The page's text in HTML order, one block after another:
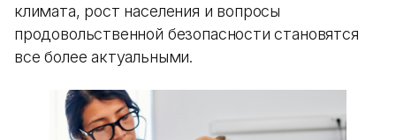
климата, рост населения и вопросы
продовольственной безопасности становятся
все более актуальными.